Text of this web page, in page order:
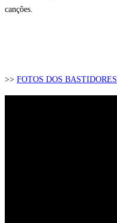
canções.
>> FOTOS DOS BASTIDORES